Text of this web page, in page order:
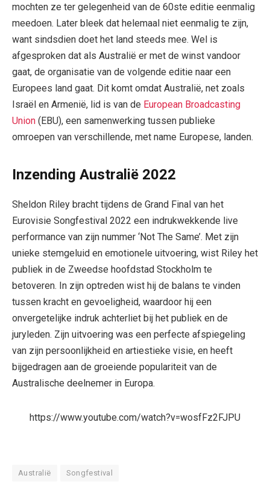
mochten ze ter gelegenheid van de 60ste editie eenmalig
meedoen. Later bleek dat helemaal niet eenmalig te zijn,
want sindsdien doet het land steeds mee. Wel is
afgesproken dat als Australië er met de winst vandoor
gaat, de organisatie van de volgende editie naar een
Europees land gaat. Dit komt omdat Australië, net zoals
Israël en Armenië, lid is van de European Broadcasting
Union (EBU), een samenwerking tussen publieke
omroepen van verschillende, met name Europese, landen.
Inzending Australië 2022
Sheldon Riley bracht tijdens de Grand Final van het
Eurovisie Songfestival 2022 een indrukwekkende live
performance van zijn nummer ‘Not The Same’. Met zijn
unieke stemgeluid en emotionele uitvoering, wist Riley het
publiek in de Zweedse hoofdstad Stockholm te
betoveren. In zijn optreden wist hij de balans te vinden
tussen kracht en gevoeligheid, waardoor hij een
onvergetelijke indruk achterliet bij het publiek en de
juryleden. Zijn uitvoering was een perfecte afspiegeling
van zijn persoonlijkheid en artiestieke visie, en heeft
bijgedragen aan de groeiende populariteit van de
Australische deelnemer in Europa.
https://www.youtube.com/watch?v=wosfFz2FJPU
Australië Songfestival